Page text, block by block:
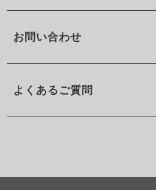
お問い合わせ
よくあるご質問